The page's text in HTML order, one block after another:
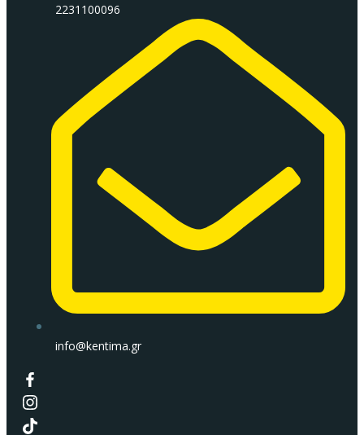
2231100096
info@kentima.gr